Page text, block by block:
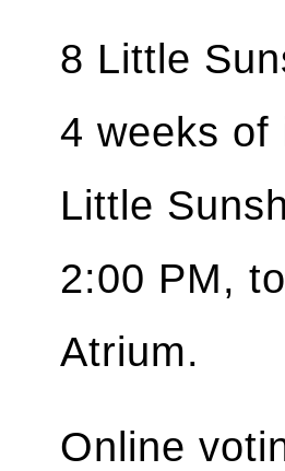
8 Little
4 weeks of
Little
2:00 PM,
Atrium.
Online